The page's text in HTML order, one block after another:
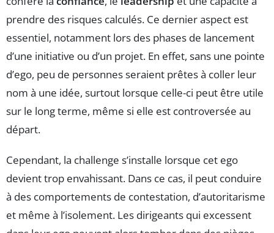
prendre des risques calculés. Ce dernier aspect est
essentiel, notamment lors des phases de lancement
d’une initiative ou d’un projet. En effet, sans une pointe
d’ego, peu de personnes seraient prêtes à coller leur
nom à une idée, surtout lorsque celle-ci peut être utile
sur le long terme, même si elle est controversée au
départ.
Cependant, la challenge s’installe lorsque cet ego
devient trop envahissant. Dans ce cas, il peut conduire
à des comportements de contestation, d’autoritarisme
et même à l’isolement. Les dirigeants qui excessent